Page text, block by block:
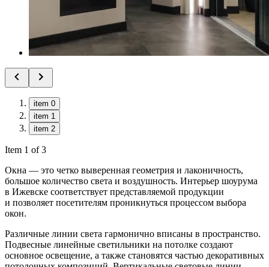
item 0
item 1
item 2
Item 1 of 3
Окна — это четко выверенная геометрия и лаконичность,
большое количество света и воздушность. Интерьер шоурума
в Ижевске соответствует представляемой продукции
и позволяет посетителям проникнуться процессом выбора
окон.
Различные линии света гармонично вписаны в пространство.
Подвесные линейные светильники на потолке создают
основное освещение, а также становятся частью декоративных